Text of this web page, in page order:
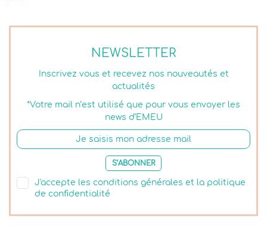
NEWSLETTER
Inscrivez vous et recevez nos nouveautés et
actualités
*Votre mail n’est utilisé que pour vous envoyer les
news d’EMEU
S’ABONNER
J'accepte les conditions générales et la politique
de confidentialité